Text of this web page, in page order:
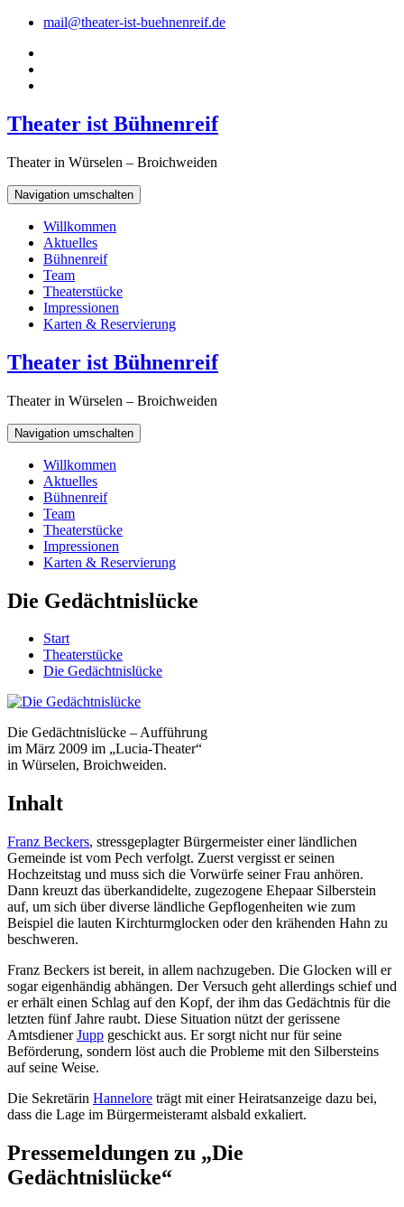
mail@theater-ist-buehnenreif.de
Theater ist Bühnenreif
Theater in Würselen – Broichweiden
Navigation umschalten
Willkommen
Aktuelles
Bühnenreif
Team
Theaterstücke
Impressionen
Karten & Reservierung
Theater ist Bühnenreif
Theater in Würselen – Broichweiden
Navigation umschalten
Willkommen
Aktuelles
Bühnenreif
Team
Theaterstücke
Impressionen
Karten & Reservierung
Die Gedächtnislücke
Start
Theaterstücke
Die Gedächtnislücke
Die Gedächtnislücke – Aufführung
im März 2009 im „Lucia-Theater“
in Würselen, Broichweiden.
Inhalt
Franz Beckers, stressgeplagter Bürgermeister einer ländlichen
Gemeinde ist vom Pech verfolgt. Zuerst vergisst er seinen
Hochzeitstag und muss sich die Vorwürfe seiner Frau anhören.
Dann kreuzt das überkandidelte, zugezogene Ehepaar Silberstein
auf, um sich über diverse ländliche Gepflogenheiten wie zum
Beispiel die lauten Kirchturmglocken oder den krähenden Hahn zu
beschweren.
Franz Beckers ist bereit, in allem nachzugeben. Die Glocken will er
sogar eigenhändig abhängen. Der Versuch geht allerdings schief und
er erhält einen Schlag auf den Kopf, der ihm das Gedächtnis für die
letzten fünf Jahre raubt. Diese Situation nützt der gerissene
AmtsdienerJupp geschickt aus. Er sorgt nicht nur für seine
Beförderung, sondern löst auch die Probleme mit den Silbersteins
auf seine Weise.
Die Sekretärin Hannelore trägt mit einer Heiratsanzeige dazu bei,
dass die Lage im Bürgermeisteramt alsbald exkaliert.
Pressemeldungen zu „Die
Gedächtnislücke“